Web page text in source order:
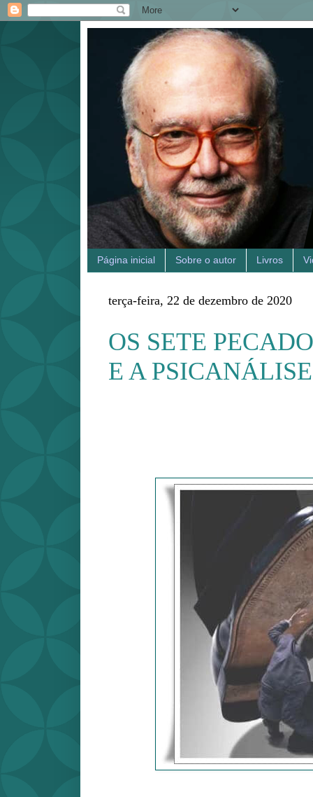
Página inicial Sobre o autor Livros
terça-feira, 22 de dezembro de 2020
OS SETE
E A PSICANÁLISE